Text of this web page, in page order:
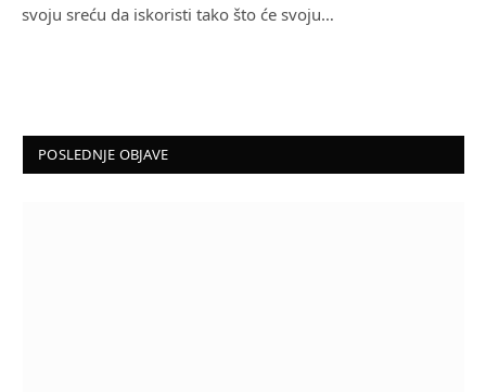
svoju sreću da iskoristi tako što će svoju…
POSLEDNJE OBJAVE